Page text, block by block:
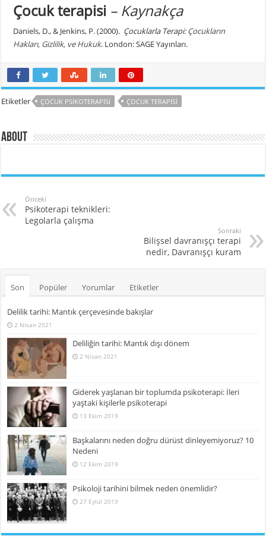
Çocuk terapisi – Kaynakça
Daniels, D., & Jenkins, P. (2000). Çocuklarla Terapi:Çocukların
Hakları, Gizlilik, ve Hukuk. London: SAGE Yayınları.
Etiketler ÇOCUK PSIKOTERAPISI ÇOCUK TERAPISI
About
Önceki
Psikoterapi teknikleri:
Legolarla çalışma
Sonraki
Bilişsel davranışçı terapi
nedir, Davranışçı kuram
Son Popüler Yorumlar Etiketler
Delilik tarihi: Mantık çerçevesinde bakışlar
2 Nisan 2021
Deliliğin tarihi: Mantık dışı dönem
2 Nisan 2021
Giderek yaşlanan bir toplumda psikoterapi: İleri
yaştaki kişilerle psikoterapi
13 Ekim 2019
Başkalarını neden doğru dürüst dinleyemiyoruz? 10
Nedeni
12 Ekim 2019
Psikoloji tarihini bilmek neden önemlidir?
27 Eylül 2019